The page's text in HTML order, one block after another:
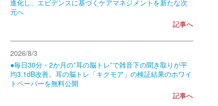
進化し、エビデンスに基づくケアマネジメントを新たな次
元へ
記事へ
2026/8/3
●毎日30分・2か月の”耳の脳トレ”で雑音下の聞き取りが平
均3.1dB改善。耳の脳トレ「キクモア」の検証結果のホワイ
トペーパーを無料公開
記事へ